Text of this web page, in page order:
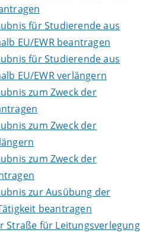
für Studierende aus
EU/EWR beantragen
für Studierende aus
EU/EWR verlängern
zum Zweck der
zum Zweck der
zum Zweck der
zur Ausübung der
beantragen
Straße für Leitungsverlegung